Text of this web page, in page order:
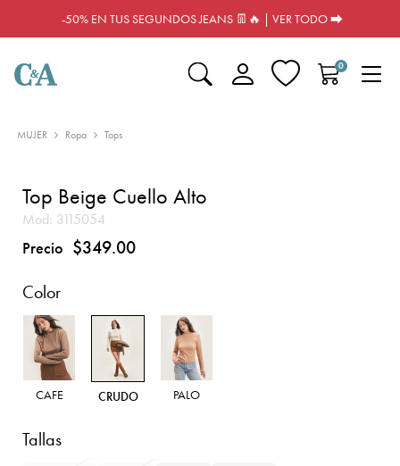
-50% EN TUS SEGUNDOS JEANS 👖🔥 | VER TODO ⮕
0
MUJER Ropa Tops
Top Beige Cuello Alto
Mod: 3115054
Precio $349.00
Color
CAFE CRUDO PALO
Tallas